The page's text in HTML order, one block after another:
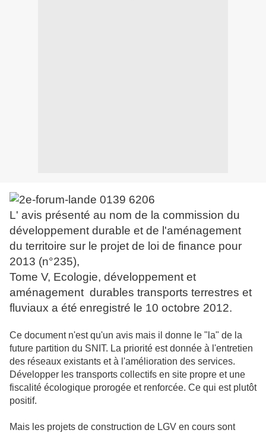
L' avis présenté au nom de la commission du
développement durable et de l'aménagement
du territoire sur le projet de loi de finance pour
2013 (n°235),
Tome V, Ecologie, développement et
aménagement durables transports terrestres et
fluviaux a été enregistré le 10 octobre 2012.
Ce document n'est qu'un avis mais il donne le "la" de la
future partition du SNIT. La priorité est donnée à l'entretien
des réseaux existants et à l'amélioration des services.
Développer les transports collectifs en site propre et une
fiscalité écologique prorogée et renforcée. Ce qui est plutôt
positif.
Mais les projets de construction de LGV en cours sont